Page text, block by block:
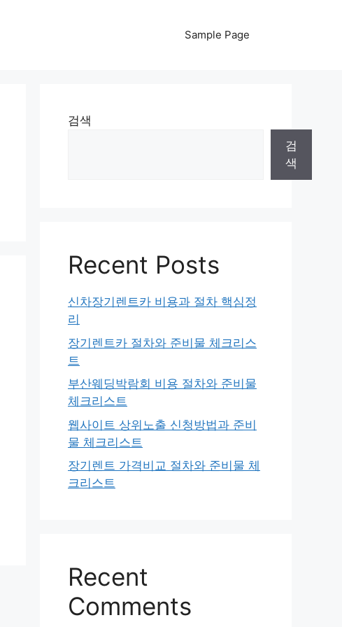
Sample Page
검색
검
색
Recent Posts
신차장기렌트카 비용과 절차 핵심정
리
장기렌트카 절차와 준비물 체크리스
트
부산웨딩박람회 비용 절차와 준비물
체크리스트
웹사이트 상위노출 신청방법과 준비
물 체크리스트
장기렌트 가격비교 절차와 준비물 체
크리스트
Recent
Comments